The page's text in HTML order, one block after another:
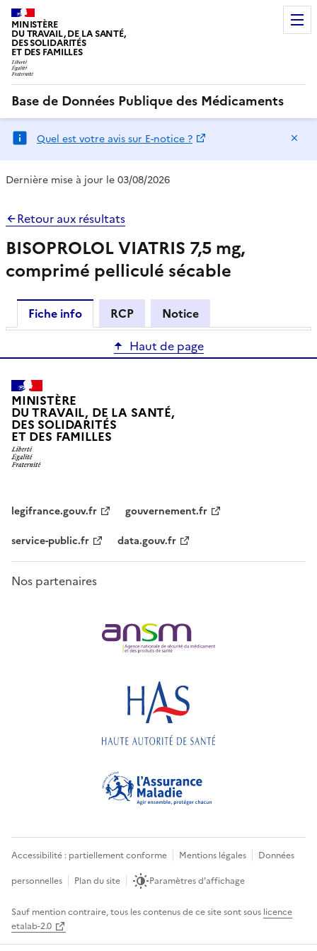
MINISTÈRE
DU TRAVAIL, DE LA SANTÉ,
DES SOLIDARITÉS
ET DES FAMILLES
Base de Données Publique des Médicaments
Quel est votre avis sur E-notice ?
Dernière mise à jour le 03/08/2026
Retour aux résultats
BISOPROLOL VIATRIS 7,5 mg,
comprimé pelliculé sécable
Fiche info RCP
Notice
Haut de page
MINISTÈRE
DU TRAVAIL, DE LA SANTÉ,
DES SOLIDARITÉS
ET DES FAMILLES
legifrance.gouv.fr
gouvernement.fr
service-public.fr
data.gouv.fr
Nos partenaires
Accessibilité : partiellement conforme Mentions légales
Données
personnelles
Plan du site Paramètres d'affichage
Sauf mention contraire, tous les contenus de ce site sont sous licence
etalab-2.0